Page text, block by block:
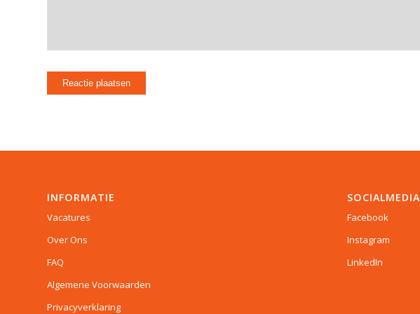
INFORMATIE
Vacatures
Over Ons
FAQ
Algemene Voorwaarden
Privacyverklaring
SOCIALMEDIA
Facebook
Instagram
LinkedIn